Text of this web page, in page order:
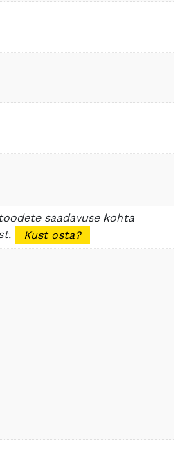
saadavuse kohta
Kust osta?